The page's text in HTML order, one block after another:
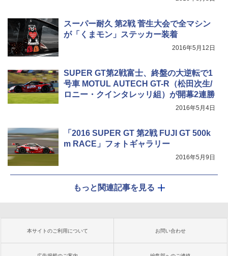
スーパー耐久 第2戦 菅生大会で全マシン
が「くまモン」ステッカー装着
2016年5月12日
SUPER GT第2戦富士、終盤の大逆転で1
号車 MOTUL AUTECH GT-R（松田次生/
ロニー・クインタレッリ組）が開幕2連勝
2016年5月4日
「2016 SUPER GT 第2戦 FUJI GT 500k
m RACE」フォトギャラリー
2016年5月9日
もっと関連記事を見る
本サイトのご利用について お問い合わせ